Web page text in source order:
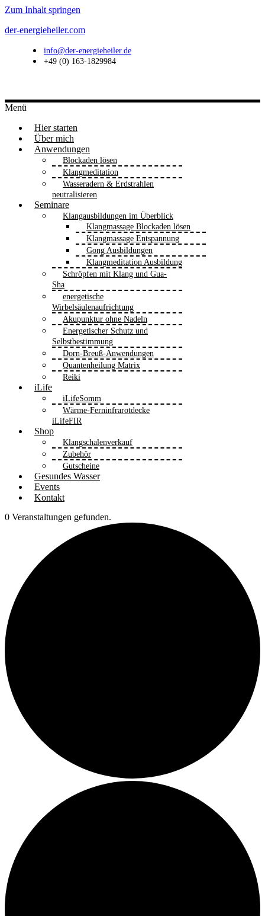
Zum Inhalt springen
der-energieheiler.com
info@der-energieheiler.de
+49 (0) 163-1829984
Menü
Hier starten
Über mich
Anwendungen
Blockaden lösen
Klangmeditation
Wasseradern & Erdstrahlen
neutralisieren
Seminare
Klangausbildungen im Überblick
Klangmassage Blockaden lösen
Klangmassage Entspannung
Gong Ausbildungen
Klangmeditation Ausbildung
Schröpfen mit Klang und Gua-
Sha
energetische
Wirbelsäulenaufrichtung
Akupunktur ohne Nadeln
Energetischer Schutz und
Selbstbestimmung
Dorn-Breuß-Anwendungen
Quantenheilung Matrix
Reiki
iLife
iLifeSomm
Wärme-Ferninfrarotdecke
iLifeFIR
Shop
Klangschalenverkauf
Zubehör
Gutscheine
Gesundes Wasser
Events
Kontakt
0 Veranstaltungen gefunden.